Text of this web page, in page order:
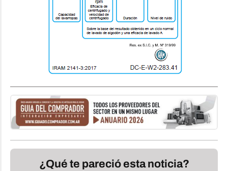
¿Qué te pareció esta noticia?